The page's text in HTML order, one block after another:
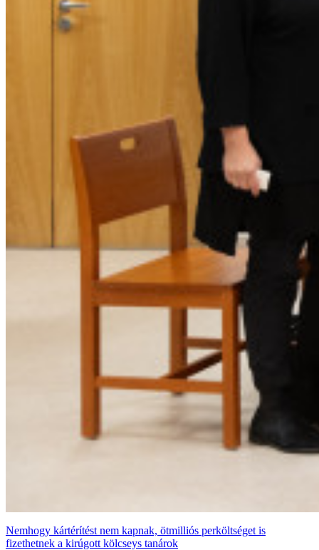
Nemhogy kártérítést nem kapnak, ötmilliós perköltséget is
fizethetnek a kirúgott kölcseys tanárok